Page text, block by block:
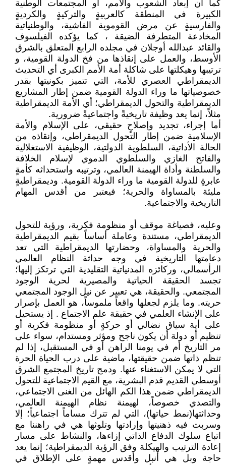
كما أن إبعاد الشعوب والأمم، أو المجتمعات الوطنية
الكبيرة في المنطقة كالعربيةٍ والتركيةٍ والكرديةٍ
والفارسيةٍ عن مرض القوموية الفاشية، والوطنياتية
المخادعة المتطرفة الضيقة ، كما يؤكده الفيلسوف
والقائد عبدالله أوجلان في مجلده الرابع المتعلق بالشرق
الأوسط، والعمل على إنقاذها من فخ الدولة القومية، و
ترتيبها وهيكلتها على شاكلة أمة الأمم الكبرى أي التحديث
الديمقراطي العصري للأمة، التي تتميز بكونيتها بقدر
خصوصياتها ما وراء الدولة القومية ضمن إطار المشاريع
الديمقراطية والتحول الديمقراطي؛ أي الأمة الديمقراطية
مثلاً، إنما يعد وظيفة تاريخيةً واجتماعيةً ضرورية.
أما إجراء، تجديد وإصلاحٍ حقيقي، على الإسلام والأمة
الإسلامية ضمن إطار التحول الديمقراطي، وإنقاذه من
الحالة الأداتية، السلطوية الدولتية، الوظيفية الاستغلالية
والفاتح الغازي والسلطوي الدموي لإسلام الخلافة
والسلطنة وأداة الهيمنة العالمي، وترتيبه واستحداثه كأمةٍ
عابرةٍ للدولة القومية ما وراء الدولة القومية. وديمقراطيةٍ
مليئة بالمساواة والحرية؛ فيعتبر من أقدس المهام
التاريخية والاجتماعية.
وعليه، فصياغة موقف أو منظومة فكرية، ورؤية للتحول
الديمقراطي، مستندة وعاملة أساساً بقيم الديمقراطية
والحرية والمساواة، وحضارتها الديمقراطية التي تعد
دعامتها التاريخية في وجه حداثة النظام العالمي
الرأسمالي، وركائزه المدنياتية التقليدية التي ترتكز إليها؛
تجسد الحقيقة الحياتية والمصيرية لحرية الوجود
المجتمعي. والحقيقة، هي تعبير عن نيل الوجود المجتمعي
حريته. وما يلزم لجعلها واقعاً ملموساً، هو العمل بإصرار
على الإنشاء العلمي في حقيقة علم الاجتماع . إذ يستحيل
على أية سياق نضالي أو حركةٍ أو منظومة فكرية أو
تنظيم أو دولة أن يكون ناجح ومؤثر ومستدام، سواء على
مر التاريخ أم في يومنا الراهن أو في المستقبل، إذا لم
تنظم ذاتها ضمن حقيقتها، ماضية على درب الحياة الحرة
التي لا يمكن الاستغناء عنها. ودمج تاريخ المجتمع الشرق
أوسطي القديم قدم البشرية، مع القيم الاجتماعية للتحول
الديمقراطي ضمن هذا الكم الهائل من الغنى الاجتماعي،
والتصدي خصوصاً، لهيمنة نظام الهيمنة العالمي،
وحداثتها(نمط حياتها)، التي لم تترك مساماً اجتماعياً؛ إلا
وسربت فيه ذهنيتها وإرادتها وتلوثها هي في راهننا مع
اتباع سلوك الدفاع الذاتي إزاءها، والنشاط على مسار
إعادة الترتيب والهيكلة وفق الرؤية الديمقراطية؛ إنما يعد
حاجة وبل هي أنبل وأقدس مهمةٍ على الإطلاق في